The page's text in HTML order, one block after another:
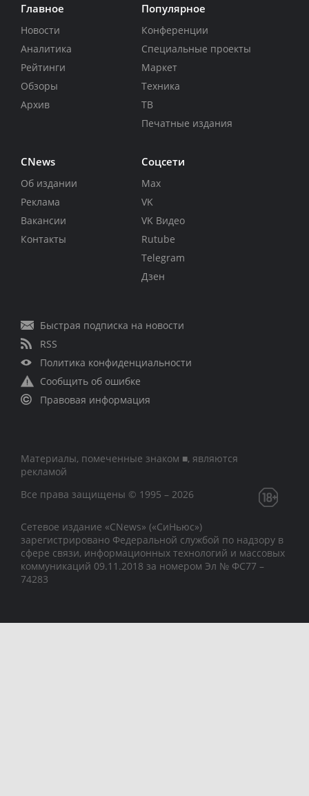
Главное
Новости
Аналитика
Рейтинги
Обзоры
Архив
Популярное
Конференции
Специальные проекты
Маркет
Техника
ТВ
Печатные издания
CNews
Об издании
Реклама
Вакансии
Контакты
Соцсети
Max
VK
VK Видео
Rutube
Telegram
Дзен
Быстрая подписка на новости
RSS
Политика конфиденциальности
Сообщить об ошибке
Правовая информация
Материалы, помеченные знаком ■, являются
рекламой
Все права защищены © 1995 – 2026
Сетевое издание «CNews» («СиНьюс»)
зарегистрировано Федеральной службой по надзору в
сфере связи, информационных технологий и массовых
коммуникаций 09.11.2018 за номером Эл № ФС77 –
74283